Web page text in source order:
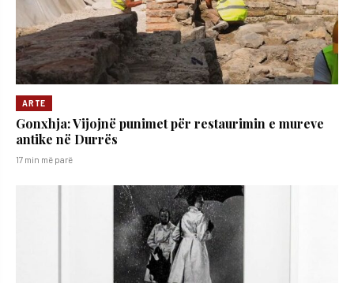
ARTE
Gonxhja: Vijojnë punimet për restaurimin e mureve
antike në Durrës
17 min më parë